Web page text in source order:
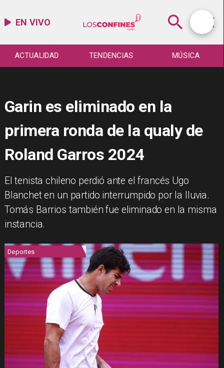
EN VIVO
ACTUALIDAD TENDENCIAS MÚSICA
Garin es eliminado en la
primera ronda de la qualy de
Roland Garros 2024
​El tenista chileno perdió ante el francés Ugo
Blanchet en un partido interrumpido por la lluvia.
Tomás Barrios también fue eliminado en la misma
instancia.
Deportes